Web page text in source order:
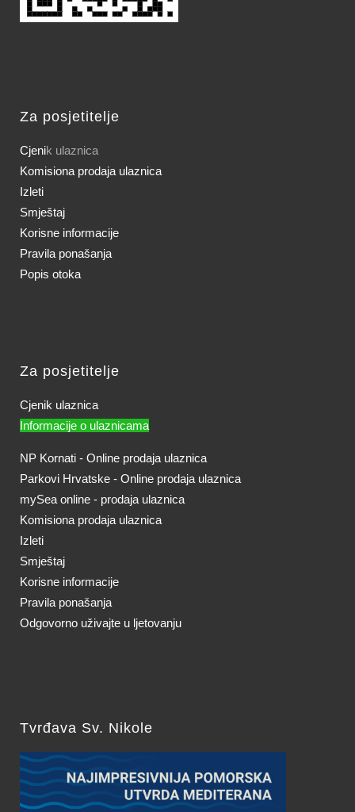
Za posjetitelje
Cjenik ulaznica
Komisiona prodaja ulaznica
Izleti
Smještaj
Korisne informacije
Pravila ponašanja
Popis otoka
Za posjetitelje
Cjenik ulaznica
Informacije o ulaznicama
NP Kornati - Online prodaja ulaznica
Parkovi Hrvatske - Online prodaja ulaznica
mySea online - prodaja ulaznica
Komisiona prodaja ulaznica
Izleti
Smještaj
Korisne informacije
Pravila ponašanja
Odgovorno uživajte u ljetovanju
Tvrđava Sv. Nikole